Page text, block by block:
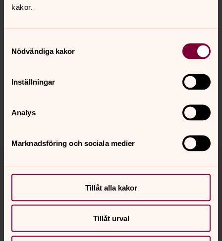
kakor.
Nödvändiga kakor
Inställningar
Analys
Marknadsföring och sociala medier
Tillåt alla kakor
Tillåt urval
innehåll?
Dela
Tillbaka till toppen
Tillbaka till innehållet
Kontakt
Kalender